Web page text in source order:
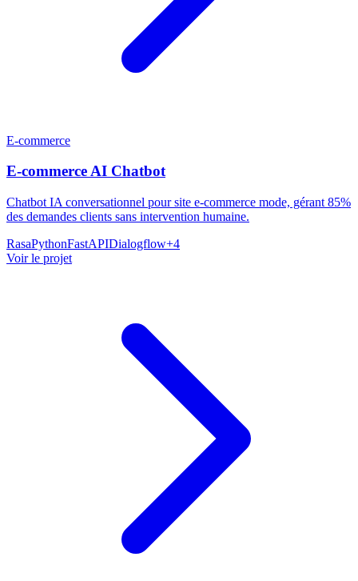
E-commerce
E-commerce AI Chatbot
Chatbot IA conversationnel pour site e-commerce mode, gérant 85%
des demandes clients sans intervention humaine.
RasaPythonFastAPIDialogflow+4
Voir le projet